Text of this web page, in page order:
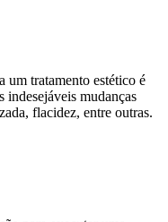
um tratamento estético é
indesejáveis mudanças
flacidez, entre outras.